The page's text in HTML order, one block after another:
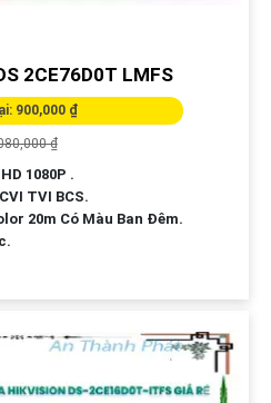
2CE76D0T LMFS
900,000 ₫
₫
1080P .
TVI BCS.
20m Có Màu Ban Đêm.